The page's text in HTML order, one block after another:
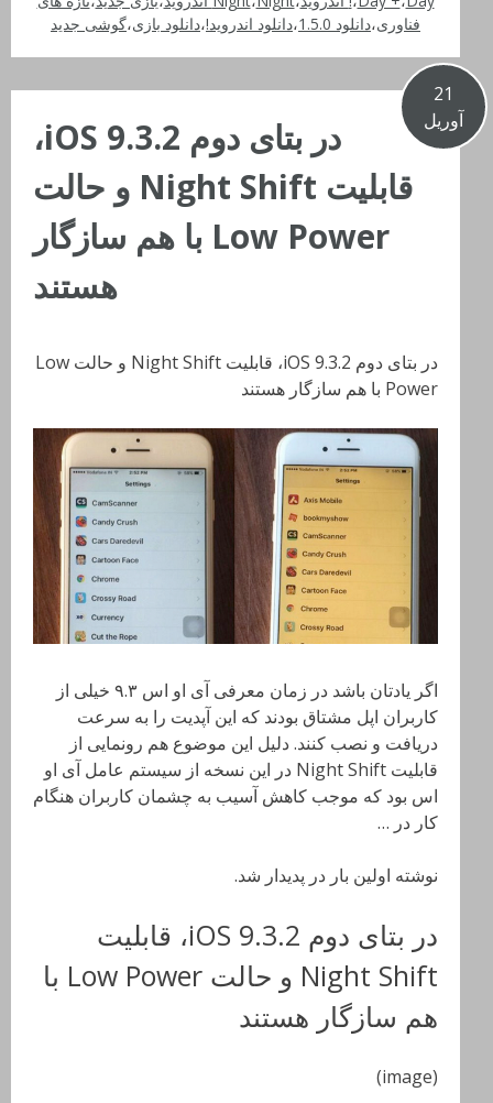
فناوری،دانلود 1.5.0 ،دانلود اندروید!،دانلود بازی،گوشی جدید
21
آوریل
در بتای دوم iOS 9.3.2،
قابلیت Night Shift و حالت
Low Power با هم سازگار
هستند
در بتای دوم iOS 9.3.2، قابلیت Night Shift و حالت Low
Power با هم سازگار هستند
اگر یادتان باشد در زمان معرفی آی او اس ۹.۳ خیلی از
کاربران اپل مشتاق بودند که این آپدیت را به سرعت
دریافت و نصب کنند. دلیل این موضوع هم رونمایی از
قابلیت Night Shift در این نسخه از سیستم عامل آی او
اس بود که موجب کاهش آسیب به چشمان کاربران هنگام
کار در …
نوشته اولین بار در پدیدار شد.
در بتای دوم iOS 9.3.2، قابلیت
Night Shift و حالت Low Power با
هم سازگار هستند
(image)